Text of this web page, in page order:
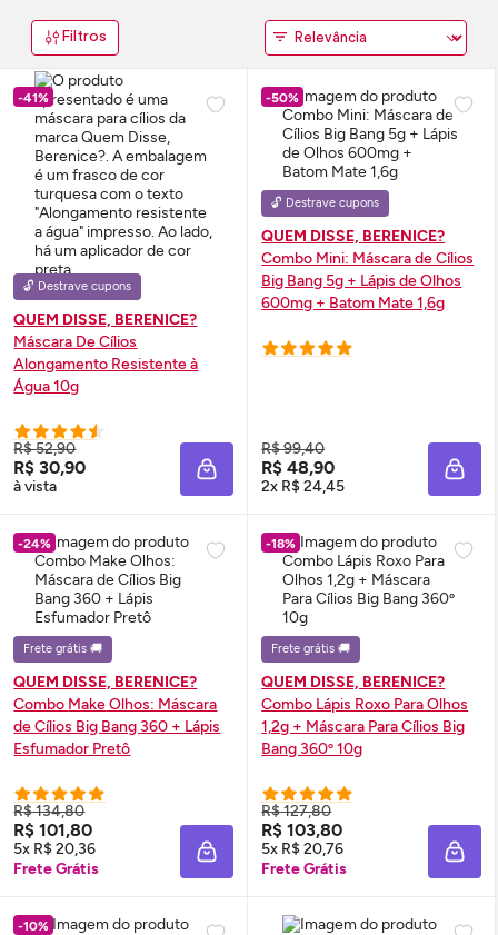
Filtros
-41%
🔓 Destrave cupons
QUEM DISSE, BERENICE?
Máscara De Cílios
Alongamento Resistente à
Água 10g
R$ 52,90
R$ 30,90
à vista ADICIONAR À SACOLA
-50%
🔓 Destrave cupons
QUEM DISSE, BERENICE?
Combo Mini: Máscara de Cílios
Big Bang 5g + Lápis de Olhos
600mg + Batom Mate 1,6g
R$ 99,40
R$ 48,90
2x R$ 24,45
-24%
Frete grátis 🚚
QUEM DISSE, BERENICE?
Combo MakeOlhos: Máscara
de Cílios Big Bang 360 + Lápis
Esfumador Pretô
R$ 134,80
R$ 101,80
5x R$ 20,36
Frete Grátis
ADICIONAR À SACOLA
-18%
Frete grátis 🚚
QUEM DISSE, BERENICE?
Combo Lápis Roxo Para Olhos
1,2g + Máscara Para Cílios Big
Bang 360º 10g
R$ 127,80
R$ 103,80
5x R$ 20,76
Frete Grátis
-10%